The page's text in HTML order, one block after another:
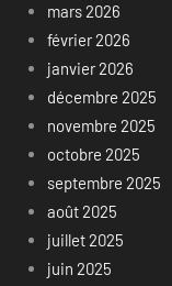
mars 2026
février 2026
janvier 2026
décembre 2025
novembre 2025
octobre 2025
septembre 2025
août 2025
juillet 2025
juin 2025